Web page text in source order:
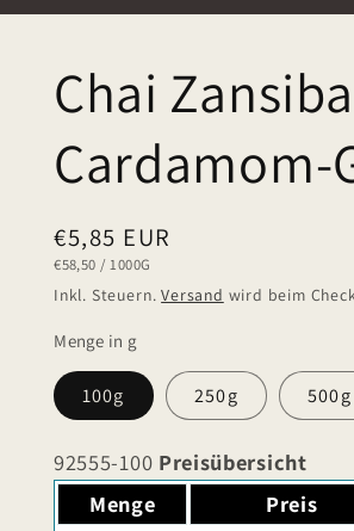
Chai
Cardamom-
Normaler
Preis
€5,85 EUR
GRUNDPREIS
€58,50 / PRO
1000G
Inkl. Steuern.Versand wird beim
Menge in g
100g 250g 500g
92555-100 Preisübersicht
Menge
Preis